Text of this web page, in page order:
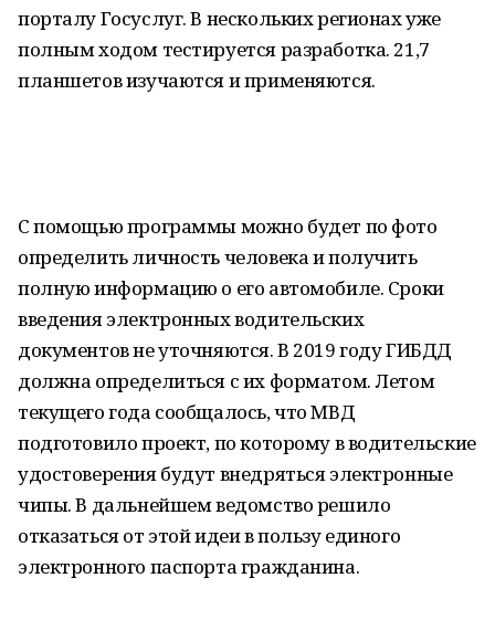
порталу Госуслуг. В нескольких регионах уже
полным ходом тестируется разработка. 21,7
планшетов изучаются и применяются.
С помощью программы можно будет по фото
определить личность человека и получить
полную информацию о его автомобиле. Сроки
введения электронных водительских
документов не уточняются. В 2019 году ГИБДД
должна определиться с их форматом. Летом
текущего года сообщалось, что МВД
подготовило проект, по которому в водительские
удостоверения будут внедряться электронные
чипы. В дальнейшем ведомство решило
отказаться от этой идеи в пользу единого
электронного паспорта гражданина.